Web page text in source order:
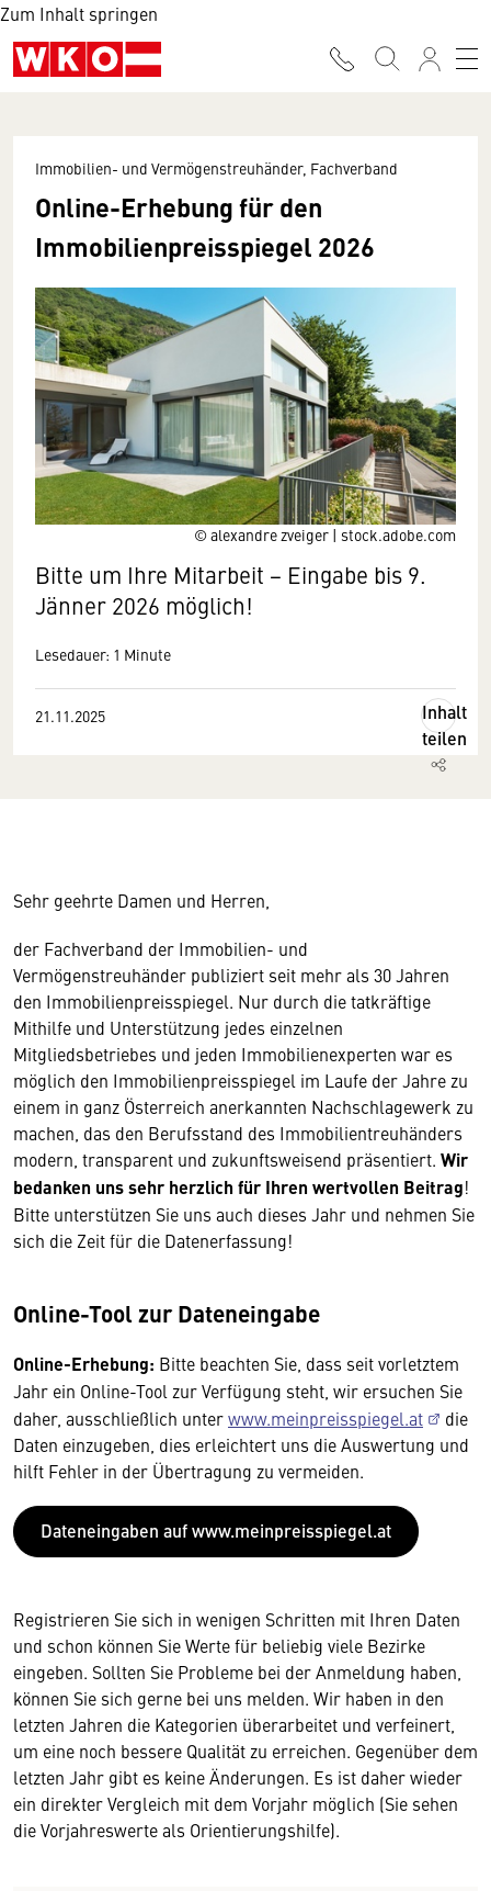
Zum Inhalt springen
© alexandre zveiger | stock.adobe.com
Immobilien- und Vermögenstreuhänder, Fachverband
Online-Erhebung für den
Immobilienpreisspiegel 2026
Bitte um Ihre Mitarbeit − Eingabe bis 9.
Jänner 2026 möglich!
Lesedauer: 1 Minute
21.11.2025
Inhalt
teilen
Sehr geehrte Damen und Herren,
der Fachverband der Immobilien- und
Vermögenstreuhänder publiziert seit mehr als 30 Jahren
den Immobilienpreisspiegel. Nur durch die tatkräftige
Mithilfe und Unterstützung jedes einzelnen
Mitgliedsbetriebes und jeden Immobilienexperten war es
möglich den Immobilienpreisspiegel im Laufe der Jahre zu
einem in ganz Österreich anerkannten Nachschlagewerk zu
machen, das den Berufsstand des Immobilientreuhänders
modern, transparent und zukunftsweisend präsentiert. Wir
bedanken uns sehr herzlich für Ihren wertvollen Beitrag!
Bitte unterstützen Sie uns auch dieses Jahr und nehmen Sie
sich die Zeit für die Datenerfassung!
Online-Tool zur Dateneingabe
Online-Erhebung: Bitte beachten Sie, dass seit vorletztem
Jahr ein Online-Tool zur Verfügung steht, wir ersuchen Sie
daher, ausschließlich unterwww.meinpreisspiegel.at
die
Daten einzugeben, dies erleichtert uns die Auswertung und
hilft Fehler in der Übertragung zu vermeiden.
Dateneingaben auf www.meinpreisspiegel.at
Registrieren Sie sich in wenigen Schritten mit Ihren Daten
und schon können Sie Werte für beliebig viele Bezirke
eingeben. Sollten Sie Probleme bei der Anmeldung haben,
können Sie sich gerne bei uns melden. Wir haben in den
letzten Jahren die Kategorien überarbeitet und verfeinert,
um eine noch bessere Qualität zu erreichen. Gegenüber dem
letzten Jahr gibt es keine Änderungen. Es ist daher wieder
ein direkter Vergleich mit dem Vorjahr möglich (Sie sehen
die Vorjahreswerte als Orientierungshilfe).